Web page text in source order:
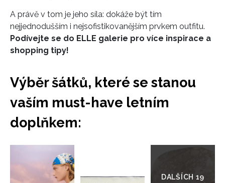
A právě v tom je jeho síla: dokáže být tím
nejjednodušším i nejsofistikovanějším prvkem outfitu.
Podívejte se do ELLE galerie pro více inspirace a
shopping tipy!
Výběr šátků, které se stanou
vaším must-have letním
doplňkem:
Přejít
galerie